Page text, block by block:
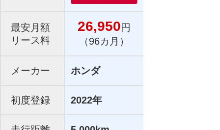
最安月額
リース料
26,950円
（96カ月）
メーカー ホンダ
初度登録 2022年